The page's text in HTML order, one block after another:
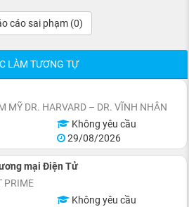
cáo sai phạm (0)
LÀM TƯƠNG TỰ
MỸ DR. HARVARD – DR. VĨNH NHÂN
Không yêu cầu
29/08/2026
mại Điện Tử
PRIME
Không yêu cầu